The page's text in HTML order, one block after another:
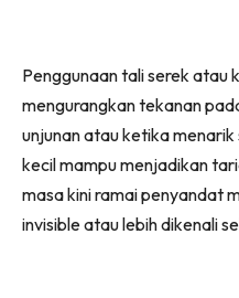
Penggunaan tali serek atau
mengurangkan tekanan
unjunan atau ketika
kecil mampu menjadikan
masa kini ramai penyandat
invisible atau lebih dikenali